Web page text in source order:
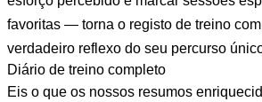
favoritas — torna o registo de treino
verdadeiro reflexo do seu percurso
Diário de treino completo
Eis o que os nossos resumos